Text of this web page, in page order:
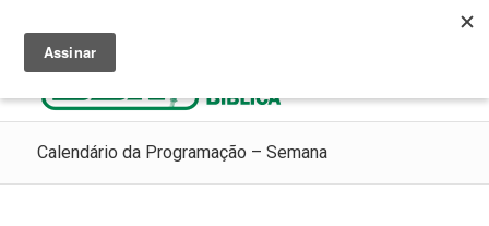
Calendário da Programação – Semana